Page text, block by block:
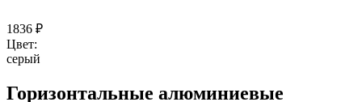
1836 ₽
Цвет:
серый
Горизонтальные алюминиевые